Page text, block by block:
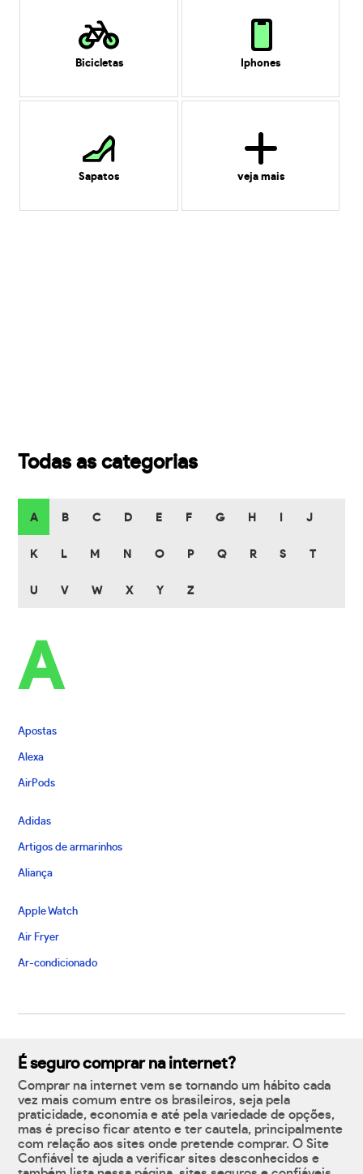
Bicicletas Iphones
Sapatos veja mais
Todas as categorias
A B C D E F G H J
K L M N O P Q R S T
U V W X Y Z
A
Apostas
Alexa
AirPods
Adidas
Artigos de armarinhos
Aliança
Apple Watch
Air Fryer
Ar-condicionado
É seguro comprar na internet?
Comprar na internet vem se tornando um hábito cada
vez mais comum entre os brasileiros, seja pela
praticidade, economia e até pela variedade de opções,
mas é preciso ficar atento e ter cautela, principalmente
com relação aos sites onde pretende comprar. O Site
Confiável te ajuda a verificar sites desconhecidos e